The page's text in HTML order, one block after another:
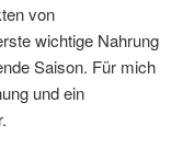
von
wichtige Nahrung
Saison. Für mich
und ein